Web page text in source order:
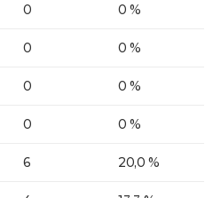
0 0 %
0 0 %
0 0 %
0 0 %
6 20,0 %